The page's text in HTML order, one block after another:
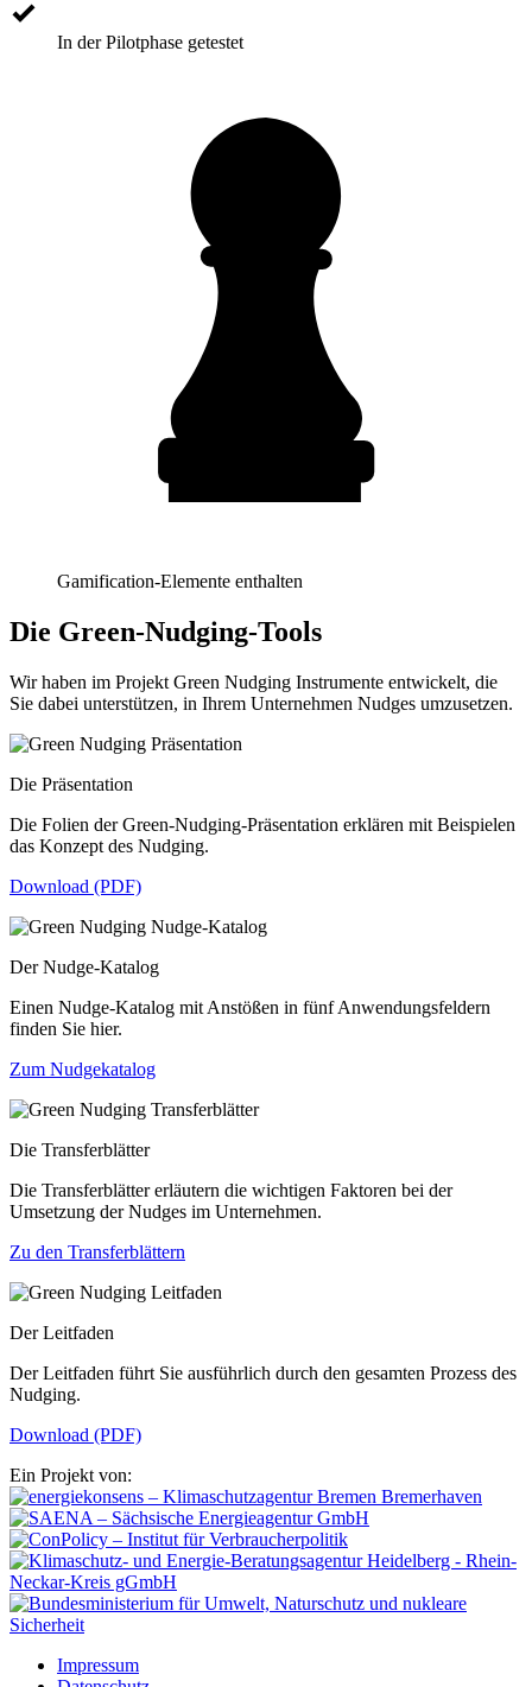
In der Pilotphase getestet
Gamification-Elemente enthalten
Die Green-Nudging-Tools
Wir haben im Projekt Green Nudging Instrumente entwickelt, die
Sie dabei unterstützen, in Ihrem Unternehmen Nudges umzusetzen.
Die Präsentation
Die Folien der Green-Nudging-Präsentation erklären mit Beispielen
das Konzept des Nudging.
Download (PDF)
Der Nudge-Katalog
Einen Nudge-Katalog mit Anstößen in fünf Anwendungsfeldern
finden Sie hier.
Zum Nudgekatalog
Die Transferblätter
Die Transferblätter erläutern die wichtigen Faktoren bei der
Umsetzung der Nudges im Unternehmen.
Zu den Transferblättern
Der Leitfaden
Der Leitfaden führt Sie ausführlich durch den gesamten Prozess des
Nudging.
Download (PDF)
Ein Projekt von:
Impressum